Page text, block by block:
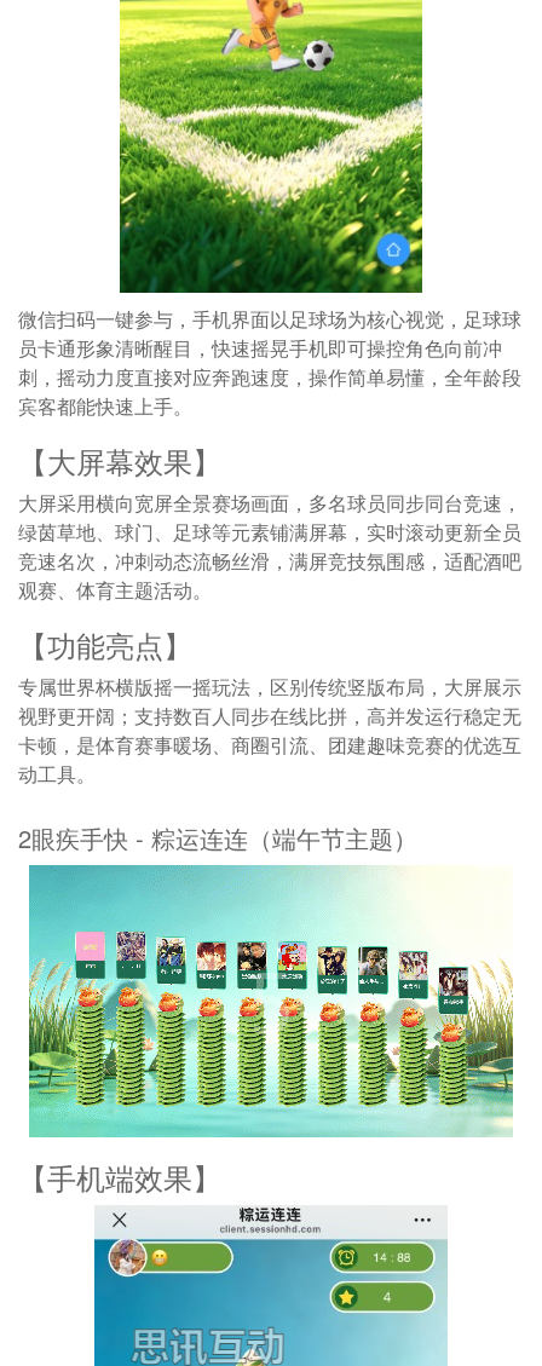
微信扫码一键参与，手机界面以足球场为核心视觉，足球球
员卡通形象清晰醒目，快速摇晃手机即可操控角色向前冲
刺，摇动力度直接对应奔跑速度，操作简单易懂，全年龄段
宾客都能快速上手。
【大屏幕效果】
大屏采用横向宽屏全景赛场画面，多名球员同步同台竞速，
绿茵草地、球门、足球等元素铺满屏幕，实时滚动更新全员
竞速名次，冲刺动态流畅丝滑，满屏竞技氛围感，适配酒吧
观赛、体育主题活动。
【功能亮点】
专属世界杯横版摇一摇玩法，区别传统竖版布局，大屏展示
视野更开阔；支持数百人同步在线比拼，高并发运行稳定无
卡顿，是体育赛事暖场、商圈引流、团建趣味竞赛的优选互
动工具。
2眼疾手快 - 粽运连连（端午节主题）
【手机端效果】